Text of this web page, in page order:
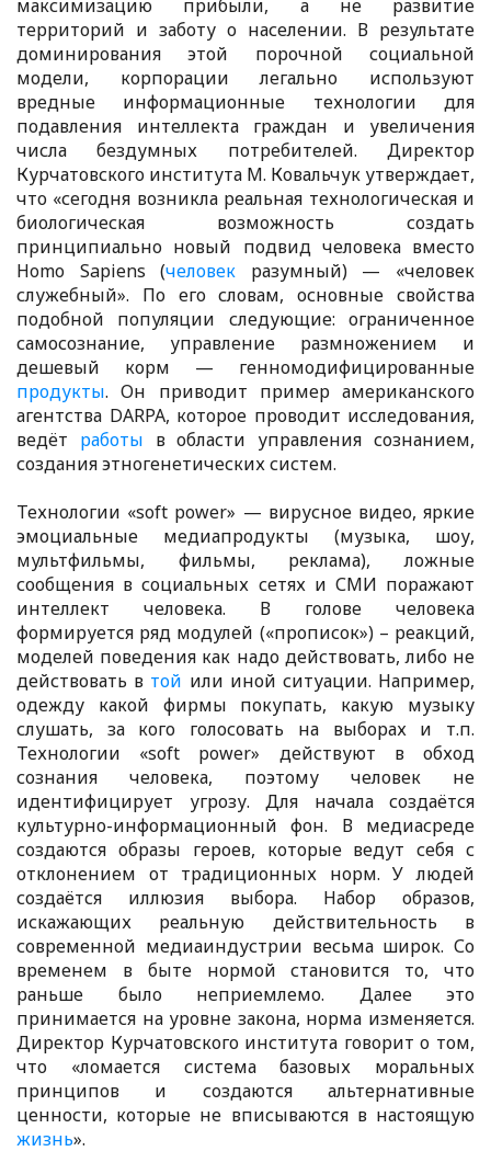
максимизацию прибыли, а не развитие
территорий и заботу о населении. В результате
доминирования этой порочной социальной
модели, корпорации легально используют
вредные информационные технологии для
подавления интеллекта граждан и увеличения
числа бездумных потребителей. Директор
Курчатовского института М. Ковальчук утверждает,
что «сегодня возникла реальная технологическая и
биологическая возможность создать
принципиально новый подвид человека вместо
Homo Sapiens (человек разумный) — «человек
служебный». По его словам, основные свойства
подобной популяции следующие: ограниченное
самосознание, управление размножением и
дешевый корм — генномодифицированные
продукты. Он приводит пример американского
агентства DARPA, которое проводит исследования,
ведёт работы в области управления сознанием,
создания этногенетических систем.
Технологии «soft power» — вирусное видео, яркие
эмоциальные медиапродукты (музыка, шоу,
мультфильмы, фильмы, реклама), ложные
сообщения в социальных сетях и СМИ поражают
интеллект человека. В голове человека
формируется ряд модулей («прописок») – реакций,
моделей поведения как надо действовать, либо не
действовать в той или иной ситуации. Например,
одежду какой фирмы покупать, какую музыку
слушать, за кого голосовать на выборах и т.п.
Технологии «soft power» действуют в обход
сознания человека, поэтому человек не
идентифицирует угрозу. Для начала создаётся
культурно-информационный фон. В медиасреде
создаются образы героев, которые ведут себя с
отклонением от традиционных норм. У людей
создаётся иллюзия выбора. Набор образов,
искажающих реальную действительность в
современной медиаиндустрии весьма широк. Со
временем в быте нормой становится то, что
раньше было неприемлемо. Далее это
принимается на уровне закона, норма изменяется.
Директор Курчатовского института говорит о том,
что «ломается система базовых моральных
принципов и создаются альтернативные
ценности, которые не вписываются в настоящую
жизнь».